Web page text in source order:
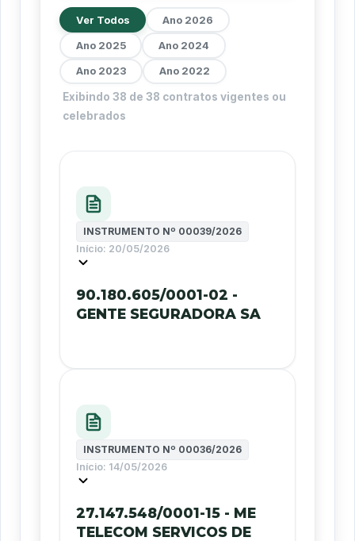
Ver Todos Ano 2026
Ano 2025 Ano 2024
Ano 2023 Ano 2022
Exibindo 38 de 38 contratos vigentes ou
celebrados
INSTRUMENTO Nº 00039/2026
Início: 20/05/2026
90.180.605/0001-02 -
GENTE SEGURADORA SA
INSTRUMENTO Nº 00036/2026
Início: 14/05/2026
27.147.548/0001-15 - ME
TELECOM SERVICOS DE